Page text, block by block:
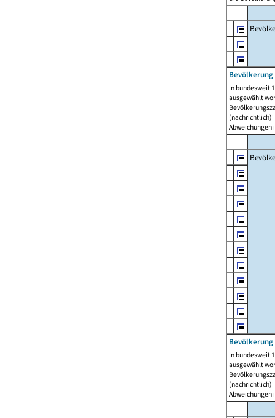
In bundesweit
ausgewählt
Abweichungen
In bundesweit
ausgewählt
Abweichungen